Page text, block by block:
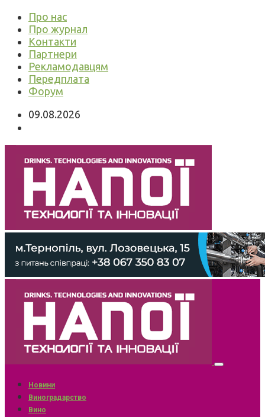
Про нас
Про журнал
Контакти
Партнери
Рекламодавцям
Передплата
Форум
09.08.2026
Новини
Виноградарство
Вино